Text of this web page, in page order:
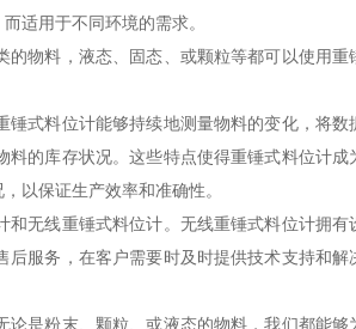
适用于不同环境的需求。
物料，液态、固态、或颗粒等都可以使用重
式料位计能够持续地测量物料的变化，将数
的库存状况。这些特点使得重锤式料位计成
以保证生产效率和准确性。
无线重锤式料位计。无线重锤式料位计拥有
服务，在客户需要时及时提供技术支持和解
是粉末、颗粒、或液态的物料，我们都能够